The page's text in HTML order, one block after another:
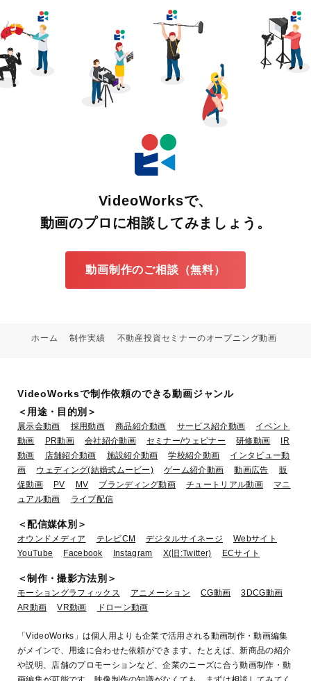
VideoWorksで、
動画のプロに相談してみましょう。
動画制作のご相談（無料）
ホーム 制作実績 不動産投資セミナーのオープニング動画
VideoWorksで制作依頼のできる動画ジャンル
＜用途・目的別＞
展示会動画 採用動画 商品紹介動画 サービス紹介動画
イベント
動画
PR動画 会社紹介動画 セミナー/ウェビナー 研修動画
IR
動画
店舗紹介動画 施設紹介動画 学校紹介動画
インタビュー動
画
ウェディング(結婚式ムービー) ゲーム紹介動画 動画広告
販
促動画
PV MV ブランディング動画 チュートリアル動画
マニ
ュアル動画
ライブ配信
＜配信媒体別＞
オウンドメディア テレビCM デジタルサイネージ
Webサイト
YouTube
Facebook Instagram X(旧:Twitter) ECサイト
＜制作・撮影方法別＞
モーショングラフィックス アニメーション CG動画
3DCG動画
AR動画
VR動画 ドローン動画
「VideoWorks」は個人用よりも企業で活用される動画制作・動画編集
がメインで、用途に合わせた依頼ができます。たとえば、新商品の紹介
や説明、店舗のプロモーションなど、企業のニーズに合う動画制作・動